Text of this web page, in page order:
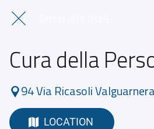
Cura della
94 Via Ricasoli
LOCATION